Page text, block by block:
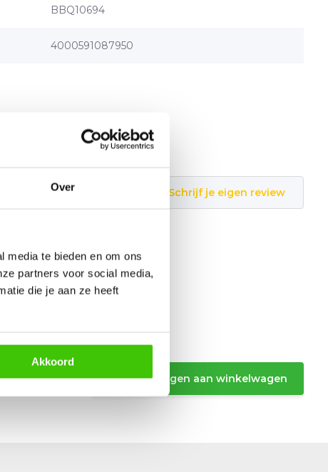
Over
media te bieden en om ons
partners voor social media,
die je aan ze heeft
Akkoord
BBQ10694
4000591087950
Schrijf je eigen review
Toevoegen aan winkelwagen